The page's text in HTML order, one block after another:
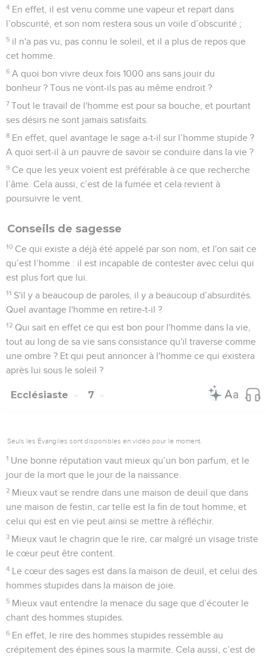
4 En effet, il est venu comme une vapeur et repart dans
l’obscurité, et son nom restera sous un voile d’obscurité ;
5 il n'a pas vu, pas connu le soleil, et il a plus de repos que
cet homme.
6 A quoi bon vivre deux fois 1000 ans sans jouir du
bonheur ? Tous ne vont-ils pas au même endroit ?
7 Tout le travail de l'homme est pour sa bouche, et pourtant
ses désirs ne sont jamais satisfaits.
8 En effet, quel avantage le sage a-t-il sur l’homme stupide ?
A quoi sert-il à un pauvre de savoir se conduire dans la vie ?
9 Ce que les yeux voient est préférable à ce que recherche
l’âme. Cela aussi, c’est de la fumée et cela revient à
poursuivre le vent.
Conseils de sagesse
10 Ce qui existe a déjà été appelé par son nom, et l'on sait ce
qu’est l’homme : il est incapable de contester avec celui qui
est plus fort que lui.
11 S'il y a beaucoup de paroles, il y a beaucoup d’absurdités.
Quel avantage l'homme en retire-t-il ?
12 Qui sait en effet ce qui est bon pour l'homme dans la vie,
tout au long de sa vie sans consistance qu'il traverse comme
une ombre ? Et qui peut annoncer à l'homme ce qui existera
après lui sous le soleil ?
Ecclésiaste 7
Seuls les Évangiles sont disponibles en vidéo pour le moment.
1 Une bonne réputation vaut mieux qu’un bon parfum, et le
jour de la mort que le jour de la naissance.
2 Mieux vaut se rendre dans une maison de deuil que dans
une maison de festin, car telle est la fin de tout homme, et
celui qui est en vie peut ainsi se mettre à réfléchir.
3 Mieux vaut le chagrin que le rire, car malgré un visage triste
le cœur peut être content.
4 Le cœur des sages est dans la maison de deuil, et celui des
hommes stupides dans la maison de joie.
5 Mieux vaut entendre la menace du sage que d’écouter le
chant des hommes stupides.
6 En effet, le rire des hommes stupides ressemble au
crépitement des épines sous la marmite. Cela aussi, c’est de